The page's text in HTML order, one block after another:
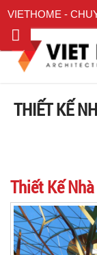
VIETHOME -
THIẾT KẾ
Thiết Kế